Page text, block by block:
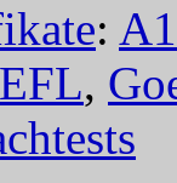
: A1
,